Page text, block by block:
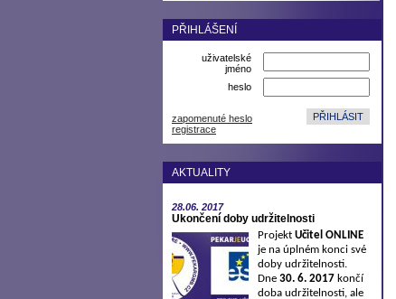
PŘIHLÁŠENÍ
uživatelské
jméno
heslo
zapomenuté heslo
registrace
AKTUALITY
28.06. 2017
Ukončení doby udržitelnosti
Projekt Učitel ONLINE
je na úplném konci své
doby udržitelnosti.
Dne 30. 6. 2017 končí
doba udržitelnosti, ale